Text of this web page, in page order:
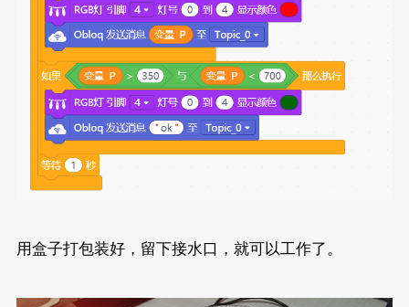
用盒子打包装好，留下接水口，就可以工作了。